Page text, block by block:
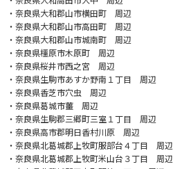
・奈良県大和郡山市横田町 周辺
・奈良県大和郡山市高田町 周辺
・奈良県大和郡山市城南町 周辺
・奈良県橿原市木原町 周辺
・奈良県桜井市西之宮 周辺
・奈良県生駒市あすか野南１丁目 周辺
・奈良県香芝市穴虫 周辺
・奈良県葛城市薑 周辺
・奈良県生駒郡三郷町三室１丁目 周辺
・奈良県高市郡明日香村川原 周辺
・奈良県北葛城郡上牧町服部台４丁目 周辺
・奈良県北葛城郡上牧町米山台３丁目 周辺